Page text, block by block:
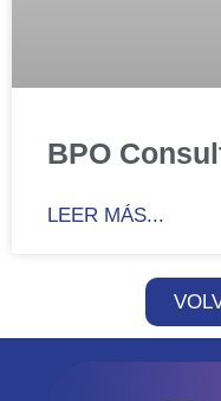
BPO
LEER MÁS...